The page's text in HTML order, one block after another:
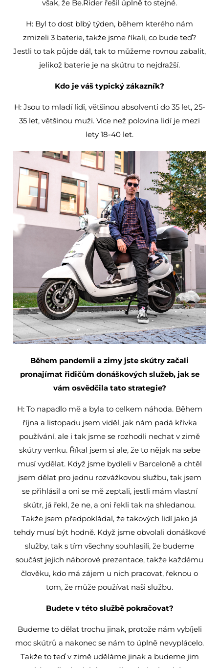
však, že Be.Rider řešil úplně to stejné.
H: Byl to dost blbý týden, během kterého nám
zmizeli 3 baterie, takže jsme říkali, co bude teď?
Jestli to tak půjde dál, tak to můžeme rovnou zabalit,
jelikož baterie je na skútru to nejdražší.
Kdo je váš typický zákazník?
H: Jsou to mladí lidi, většinou absolventi do 35 let, 25-
35 let, většinou muži. Více než polovina lidí je mezi
lety 18-40 let.
Během pandemii a zimy jste skútry začali
pronajímat řidičům donáškových služeb, jak se
vám osvědčila tato strategie?
H: To napadlo mě a byla to celkem náhoda. Během
října a listopadu jsem viděl, jak nám padá křivka
používání, ale i tak jsme se rozhodli nechat v zimě
skútry venku. Říkal jsem si ale, že to nějak na sebe
musí vydělat. Když jsme bydleli v Barceloně a chtěl
jsem dělat pro jednu rozvážkovou službu, tak jsem
se přihlásil a oni se mě zeptali, jestli mám vlastní
skútr, já řekl, že ne, a oni řekli tak na shledanou.
Takže jsem předpokládal, že takových lidí jako já
tehdy musí být hodně. Když jsme obvolali donáškové
služby, tak s tím všechny souhlasili, že budeme
součást jejich náborové prezentace, takže každému
člověku, kdo má zájem u nich pracovat, řeknou o
tom, že může používat naši službu.
Budete v této službě pokračovat?
Budeme to dělat trochu jinak, protože nám vybíjeli
moc skútrů a nakonec se nám to úplně nevyplácelo.
Takže to teď v zimě uděláme jinak a budeme jim